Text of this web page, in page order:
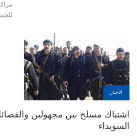
الأخبار
اشتباك مسلح بين مجهولين
السويداء